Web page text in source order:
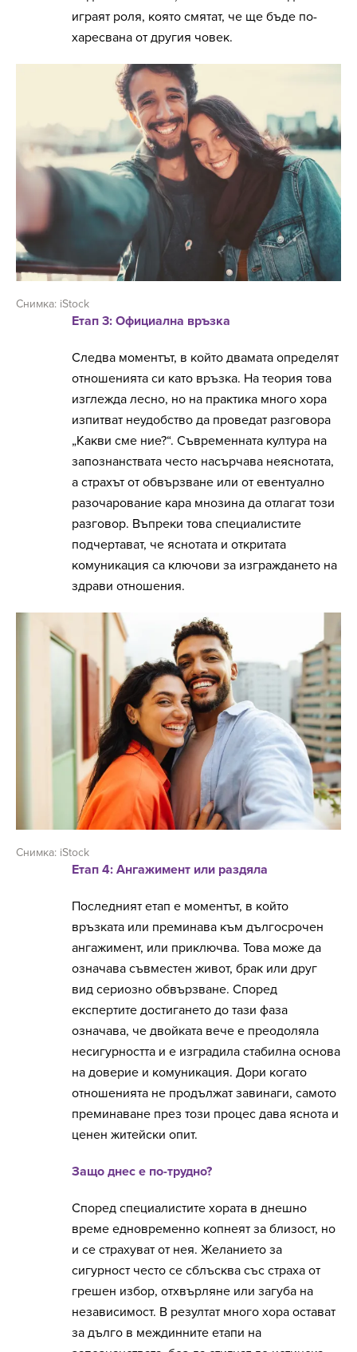
играят роля, която смятат, че ще бъде по-
харесвана от другия човек.
Снимка: iStock
Етап 3: Официална връзка
Следва моментът, в който двамата определят
отношенията си като връзка. На теория това
изглежда лесно, но на практика много хора
изпитват неудобство да проведат разговора
„Какви сме ние?“. Съвременната култура на
запознанствата често насърчава неяснотата,
а страхът от обвързване или от евентуално
разочарование кара мнозина да отлагат този
разговор. Въпреки това специалистите
подчертават, че яснотата и откритата
комуникация са ключови за изграждането на
здрави отношения.
Снимка: iStock
Етап 4: Ангажимент или раздяла
Последният етап е моментът, в който
връзката или преминава към дългосрочен
ангажимент, или приключва. Това може да
означава съвместен живот, брак или друг
вид сериозно обвързване. Според
експертите достигането до тази фаза
означава, че двойката вече е преодоляла
несигурността и е изградила стабилна основа
на доверие и комуникация. Дори когато
отношенията не продължат завинаги, самото
преминаване през този процес дава яснота и
ценен житейски опит.
Защо днес е по-трудно?
Според специалистите хората в днешно
време едновременно копнеят за близост, но
и се страхуват от нея. Желанието за
сигурност често се сблъсква със страха от
грешен избор, отхвърляне или загуба на
независимост. В резултат много хора остават
за дълго в междинните етапи на